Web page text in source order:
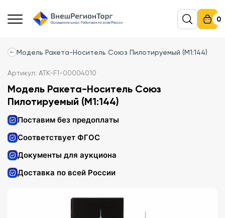
0
Модель Ракета-Носитель Союз Пилотируемый (М1:144)
Артикул: АТК-F1-00004010
Модель Ракета-Носитель Союз
Пилотируемый (М1:144)
Поставим без предоплаты
Соответствует ФГОС
Документы для аукциона
Доставка по всей России